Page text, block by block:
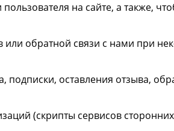
на сайте, а также,
обратной связи с нами при
оставления отзыва,
(скрипты сервисов